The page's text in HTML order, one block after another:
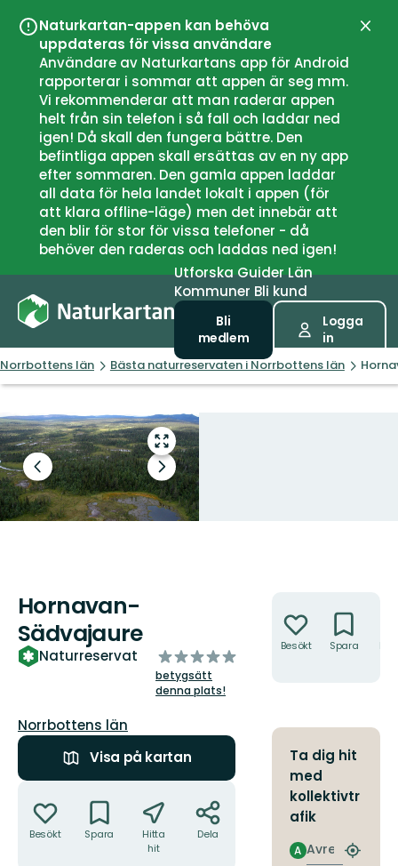
Naturkartan-appen kan behöva
uppdateras för vissa användare
Användare av Naturkartans app för Android
rapporterar i sommar att appen är seg mm.
Vi rekommenderar att man raderar appen
helt från sin telefon i så fall och laddar ned
igen! Då skall den fungera bättre. Den
befintliga appen skall ersättas av en ny app
efter sommaren. Den gamla appen laddar
all data för hela landet lokalt i appen (för
att klara offline-läge) men det innebär att
den blir för stor för vissa telefoner - då
behöver den raderas och laddas ned igen!
UtforskaGuiderLän
Kommuner Bli kund
Bli
medlem
Logga
in
Norrbottens län Bästa naturreservaten i Norrbottens län
Gå
till
helskärmsläge
Föregående
bild
Nästa
bildspel
Hornavan-
Sädvajaure
Naturreservat
av
5
stjärnor
betygsätt
denna plats!
Län:
Norrbottens län
Visa på kartan
Besökt Spara
Hitta
hit
Dela
Besökt Spara
Ta dig hit
med
kollektivtr
afik
Avresa
A
Hitta